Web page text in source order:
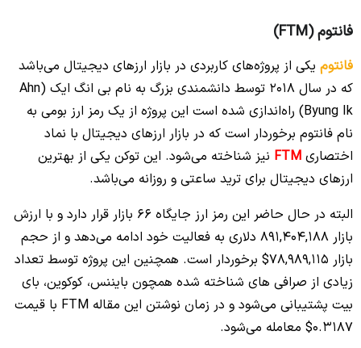
فانتوم (FTM)
فانتوم یکی از پروژه‌های کاربردی در بازار ارزهای دیجیتال می‌باشد
که در سال 2018 توسط دانشمندی بزرگ به نام بی انگ ایک (Ahn
Byung Ik) راه‌اندازی شده است این پروژه از یک رمز ارز بومی به
نام فانتوم برخوردار است که در بازار ارزهای دیجیتال با نماد
اختصاری FTM نیز شناخته می‌شود. این توکن یکی از بهترین
ارزهای دیجیتال برای ترید ساعتی و روزانه می‌باشد.
البته در حال حاضر این رمز ارز جایگاه 66 بازار قرار دارد و با ارزش
بازار 891,404,188 دلاری به فعالیت خود ادامه می‌دهد و از حجم
بازار 78,989,115$ برخوردار است. همچنین این پروژه توسط تعداد
زیادی از صرافی های شناخته شده همچون بایننس، کوکوین، بای
بیت پشتیبانی می‌شود و در زمان نوشتن این مقاله FTM با قیمت
0.3187$ معامله می‌شود.